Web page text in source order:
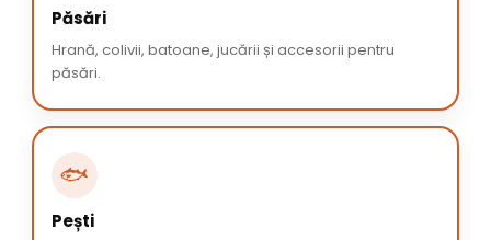
Păsări
Hrană, colivii, batoane, jucării și accesorii pentru
păsări.
🐟
Pești